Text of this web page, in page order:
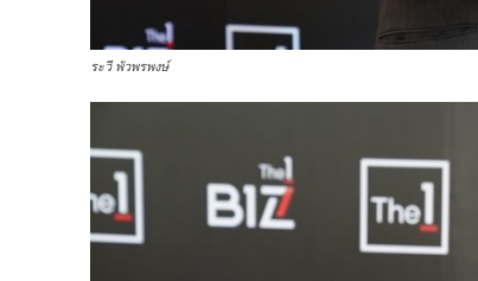
ระวี พัวพรพงษ์